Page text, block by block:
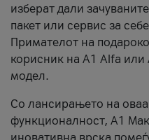
изберат дали
пакет или сервис за
Примателот на
корисник на А1 Alfa или
модел.
Со лансирањето на
функционалност, А1